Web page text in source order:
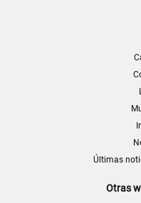
Últimas
Otras